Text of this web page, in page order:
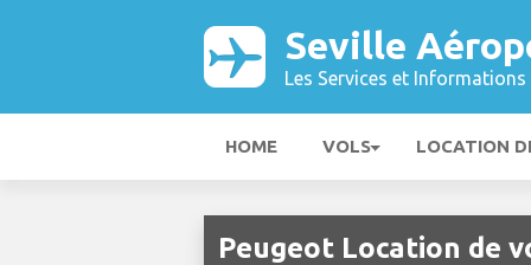
Seville
Les Services et
HOME VOLS LOCATION
Peugeot Location de